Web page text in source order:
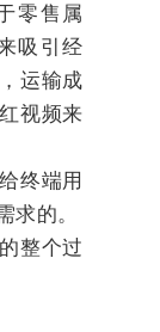
零售属
吸引经
运输成
视频来
终端用
求的。
整个过